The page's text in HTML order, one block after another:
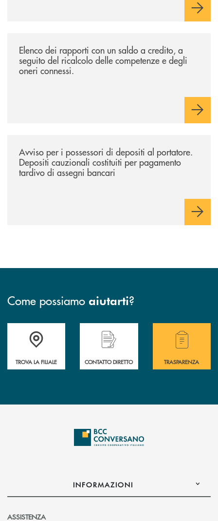
Elenco dei rapporti con un saldo a credito, a
seguito del ricalcolo delle competenze e degli
oneri connessi.
Avviso per i possessori di depositi al portatore.
Depositi cauzionali costituiti per pagamento
tardivo di assegni bancari
Come possiamo aiutarti?
Accedi all' elenco completo delle filiali della Bcc.
TROVA LA FILIALE
Hai bisogno di assistenza immediata?
CONTATTO DIRETTO
Hai bisogno di
TRASPARENZA
INFORMAZIONI
ASSISTENZA